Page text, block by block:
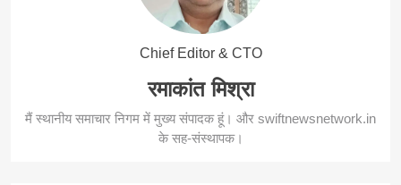
Chief Editor & CTO
रमाकांत मिश्रा
मैं स्थानीय समाचार निगम में मुख्य संपादक हूं। और swiftnewsnetwork.in
के सह-संस्थापक।